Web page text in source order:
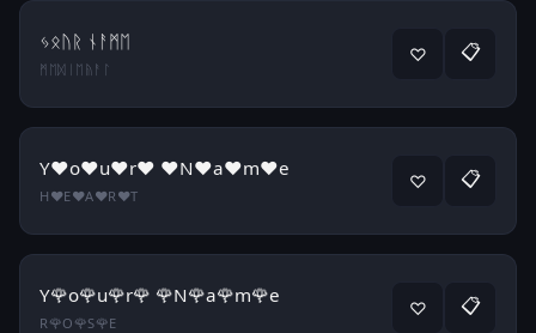
ᛃᛟᚢᚱ ᚾᚨᛗᛖ
ᛗᛖᛞᛁᛖᚥᚨᛚ
♡ 📋
Y♥o♥u♥r♥ ♥N♥a♥m♥e
H♥E♥A♥R♥T
♡ 📋
Y🌹o🌹u🌹r🌹 🌹N🌹a🌹m🌹e
R🌹O🌹S🌹E
♡ 📋